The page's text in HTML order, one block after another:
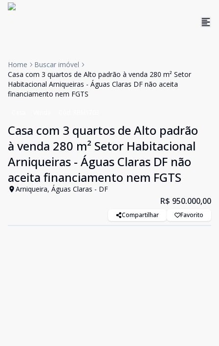
Home
Buscar imóvel
Casa com 3 quartos de Alto padrão à venda 280 m² Setor
Habitacional Arniqueiras - Águas Claras DF não aceita
financiamento nem FGTS
Casa com 3 quartos de Alto padrão
à venda 280 m² Setor Habitacional
Arniqueiras - Águas Claras DF não
aceita financiamento nem FGTS
Arniqueira, Águas Claras - DF
R$ 950.000,00
Compartilhar Favorito